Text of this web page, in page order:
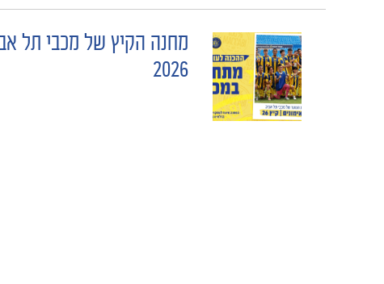
POST
NAVIGATION
מחנה הקיץ של מכבי תל
2026